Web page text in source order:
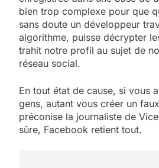
bien trop complexe pour que
sans doute un développeur
algorithme, puisse décrypter
trahit notre profil au sujet de
réseau social.
En tout état de cause, si vous
gens, autant vous créer un
préconise la journaliste de
sûre, Facebook retient tout.
5
2025,
rapport
FRANCE ISRAÉL